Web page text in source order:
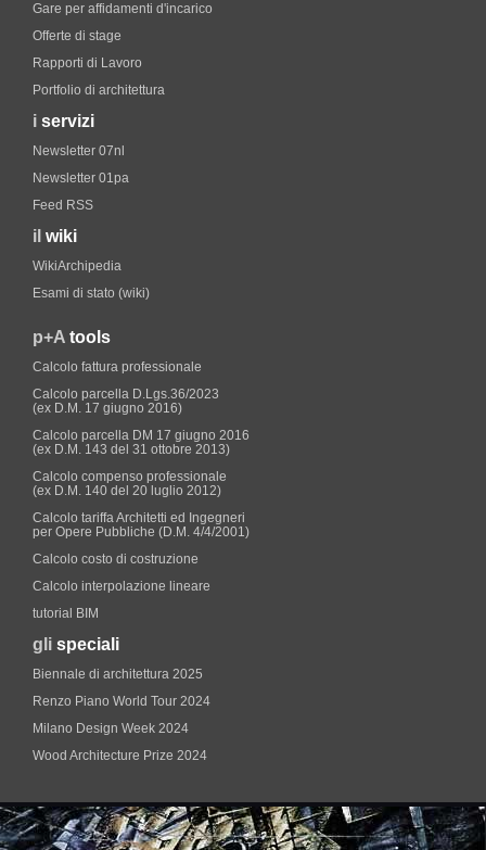
Gare per affidamenti d'incarico
Offerte di stage
Rapporti di Lavoro
Portfolio di architettura
i servizi
Newsletter 07nl
Newsletter 01pa
Feed RSS
il wiki
WikiArchipedia
Esami di stato (wiki)
p+A tools
Calcolo fattura professionale
Calcolo parcella D.Lgs.36/2023
(ex D.M. 17 giugno 2016)
Calcolo parcella DM 17 giugno 2016
(ex D.M. 143 del 31 ottobre 2013)
Calcolo compenso professionale
(ex D.M. 140 del 20 luglio 2012)
Calcolo tariffa Architetti ed Ingegneri
per Opere Pubbliche (D.M. 4/4/2001)
Calcolo costo di costruzione
Calcolo interpolazione lineare
tutorial BIM
gli speciali
Biennale di architettura 2025
Renzo Piano World Tour 2024
Milano Design Week 2024
Wood Architecture Prize 2024